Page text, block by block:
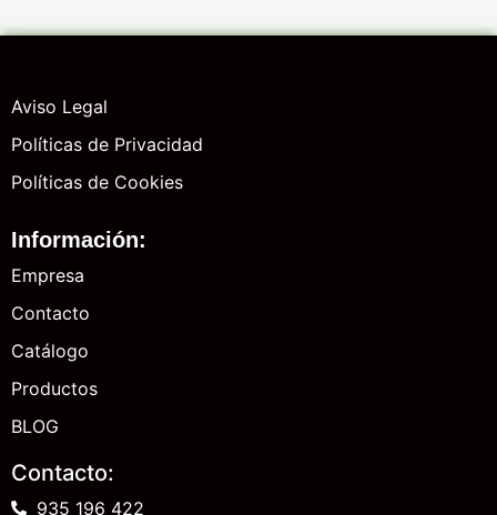
Aviso Legal
Políticas de Privacidad
Políticas de Cookies
Información:
Empresa
Contacto
Catálogo
Productos
BLOG
Contacto:
935 196 422